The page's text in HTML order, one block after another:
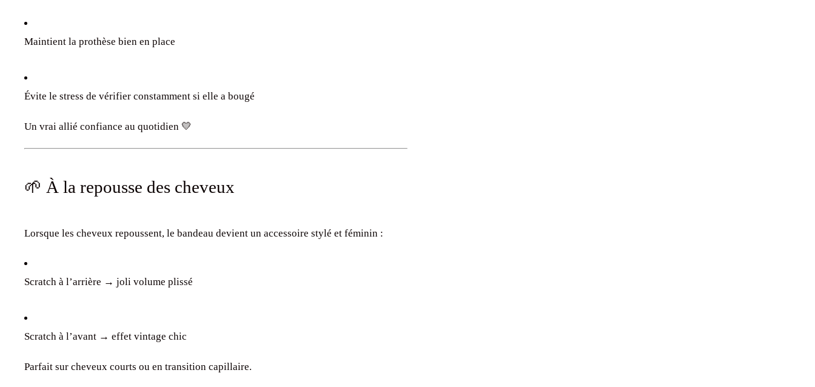
Maintient la prothèse bien en place
Évite le stress de vérifier constamment si elle a bougé
Un vrai allié confiance au quotidien 💛
🌱 À la repousse des cheveux
Lorsque les cheveux repoussent, le bandeau devient un accessoire stylé et féminin :
Scratch à l’arrière → joli volume plissé
Scratch à l’avant → effet vintage chic
Parfait sur cheveux courts ou en transition capillaire.